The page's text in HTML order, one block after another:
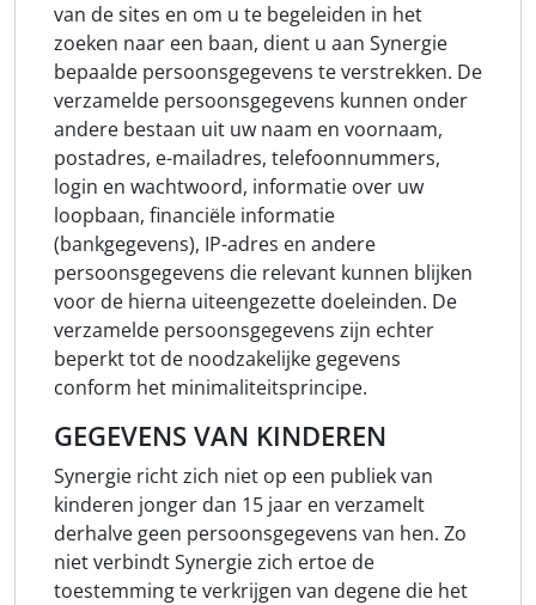
van de sites en om u te begeleiden in het
zoeken naar een baan, dient u aan Synergie
bepaalde persoonsgegevens te verstrekken. De
verzamelde persoonsgegevens kunnen onder
andere bestaan uit uw naam en voornaam,
postadres, e-mailadres, telefoonnummers,
login en wachtwoord, informatie over uw
loopbaan, financiële informatie
(bankgegevens), IP-adres en andere
persoonsgegevens die relevant kunnen blijken
voor de hierna uiteengezette doeleinden. De
verzamelde persoonsgegevens zijn echter
beperkt tot de noodzakelijke gegevens
conform het minimaliteitsprincipe.
GEGEVENS VAN KINDEREN
Synergie richt zich niet op een publiek van
kinderen jonger dan 15 jaar en verzamelt
derhalve geen persoonsgegevens van hen. Zo
niet verbindt Synergie zich ertoe de
toestemming te verkrijgen van degene die het